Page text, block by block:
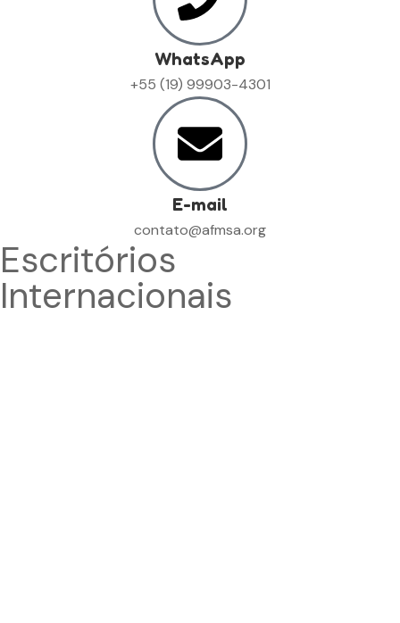
WhatsApp
+55 (19) 99903-4301
E-mail
contato@afmsa.org
Escritórios
Internacionais